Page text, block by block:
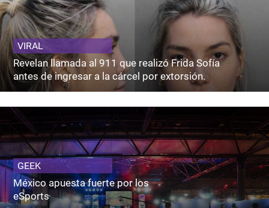
VIRAL
Revelan llamada al 911 que realizó Frida Sofía
antes de ingresar a la cárcel por extorsión.
GEEK
México apuesta fuerte por los
eSports